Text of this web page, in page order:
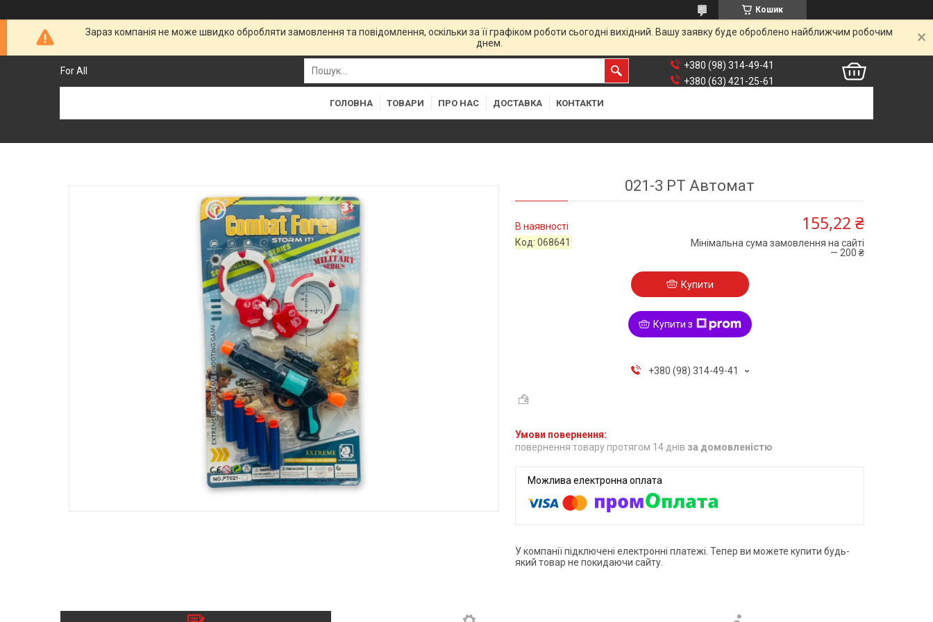
Кошик
Зараз компанія не може швидко обробляти замовлення та повідомлення, оскільки за її графіком роботи сьогодні вихідний. Вашу заявку буде оброблено найближчим робочим
днем.
For All
+380 (98) 314-49-41
+380 (63) 421-25-61
ГОЛОВНА ТОВАРИ ПРО НАС ДОСТАВКА КОНТАКТИ
021-3 PT Автомат
В наявності
Код:068641
155,22 ₴
Мінімальна сума замовлення на сайті
— 200 ₴
Купити
Купити з
+380 (98) 314-49-41
повернення товару протягом 14 днів за домовленістю
У компанії підключені електронні платежі. Тепер ви можете купити будь-
який товар не покидаючи сайту.